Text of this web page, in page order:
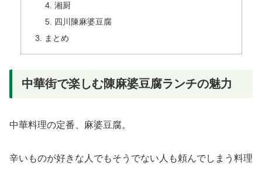
湘厨
四川陳麻婆豆腐
まとめ
中華街で楽しむ陳麻婆豆腐ランチの魅力
中華料理の定番、麻婆豆腐。
辛いものが好きな人でもそうでない人も頼んでしまう料理